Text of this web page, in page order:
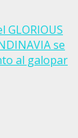
GLORIOUS
se
al galopar